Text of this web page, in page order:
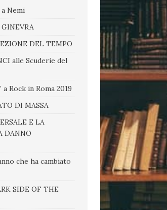
Nemi
DEL TEMPO
alle Scuderie del
a Rock in Roma 2019
DI MASSA
E LA
DANNO
che ha cambiato
SIDE OF THE